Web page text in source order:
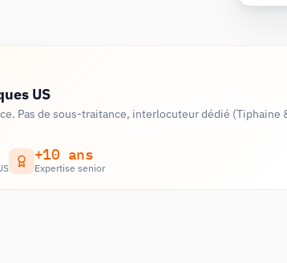
US
Pas de sous-traitance, interlocuteur dédié (Tiphaine
+10 ans
Expertise senior